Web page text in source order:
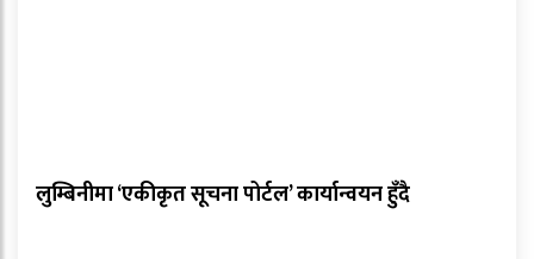
लुम्बिनीमा ‘एकीकृत सूचना पोर्टल’ कार्यान्वयन हुँदै